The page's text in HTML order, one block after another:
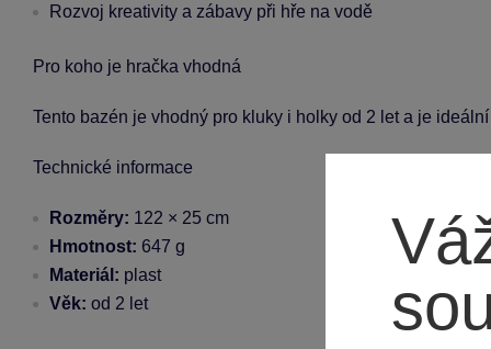
Rozvoj kreativity a zábavy při hře na vodě
Pro koho je hračka vhodná
Tento bazén je vhodný pro kluky i holky od 2 let a je
Technické informace
Rozměry: 122 × 25 cm
Hmotnost: 647 g
Materiál: plast
Věk: od 2 let